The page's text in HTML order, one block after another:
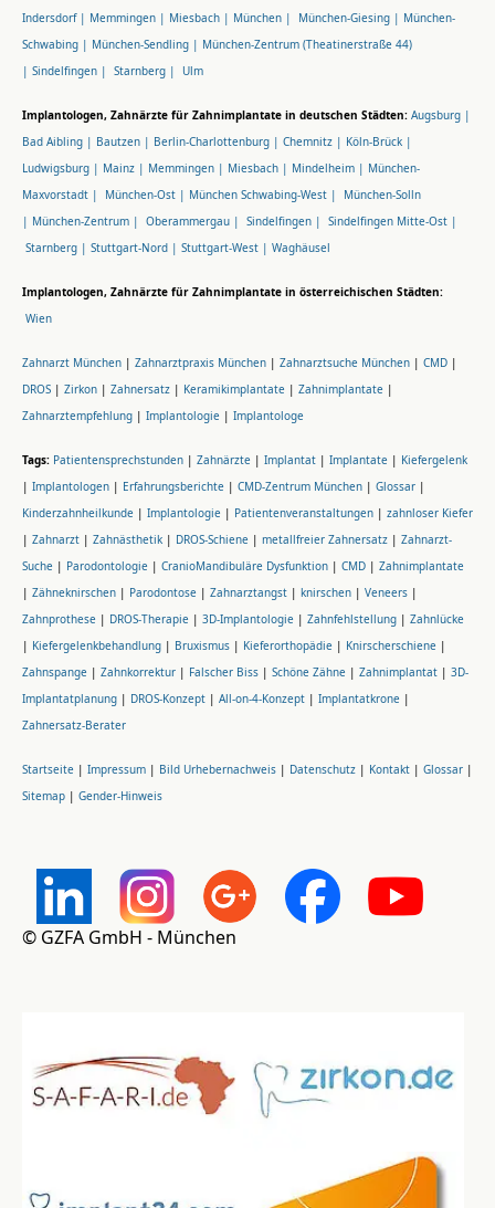
Indersdorf | Memmingen | Miesbach | München | München-Giesing | München-
Schwabing | München-Sendling | München-Zentrum (Theatinerstraße 44)
| Sindelfingen | Starnberg | Ulm
Implantologen, Zahnärzte für Zahnimplantate in deutschen Städten: Augsburg |
Bad Aibling | Bautzen | Berlin-Charlottenburg | Chemnitz | Köln-Brück |
Ludwigsburg | Mainz | Memmingen | Miesbach | Mindelheim | München-
Maxvorstadt |
München-Ost | München Schwabing-West |
München-Solln
| München-Zentrum | Oberammergau | Sindelfingen | Sindelfingen Mitte-Ost |
Starnberg | Stuttgart-Nord | Stuttgart-West | Waghäusel
Implantologen, Zahnärzte für Zahnimplantate in österreichischen Städten:
Wien
Zahnarzt München | Zahnarztpraxis München | Zahnarztsuche München | CMD |
DROS | Zirkon | Zahnersatz | Keramikimplantate | Zahnimplantate |
Zahnarztempfehlung | Implantologie | Implantologe
Tags: Patientensprechstunden | Zahnärzte | Implantat | Implantate | Kiefergelenk
| Implantologen | Erfahrungsberichte | CMD-Zentrum München | Glossar |
Kinderzahnheilkunde | Implantologie | Patientenveranstaltungen | zahnloser Kiefer
| Zahnarzt | Zahnästhetik | DROS-Schiene | metallfreier Zahnersatz | Zahnarzt-
Suche | Parodontologie | CranioMandibuläre Dysfunktion | CMD | Zahnimplantate
| Zähneknirschen | Parodontose | Zahnarztangst | knirschen | Veneers |
Zahnprothese | DROS-Therapie | 3D-Implantologie | Zahnfehlstellung | Zahnlücke
| Kiefergelenkbehandlung | Bruxismus | Kieferorthopädie | Knirscherschiene |
Zahnspange | Zahnkorrektur | Falscher Biss | Schöne Zähne | Zahnimplantat | 3D-
Implantatplanung | DROS-Konzept | All-on-4-Konzept | Implantatkrone |
Zahnersatz-Berater
Startseite | Impressum | Bild Urhebernachweis | Datenschutz | Kontakt | Glossar |
Sitemap | Gender-Hinweis
© GZFA GmbH - München